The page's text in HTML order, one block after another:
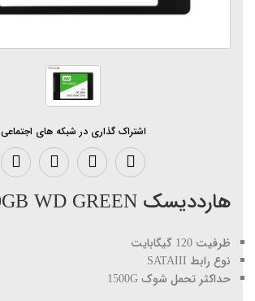
اشتراک گذاری در شبکه های اجتماعی
هارددیسک SSD 120GB WD GREEN
ظرفیت 120 گیگابایت
نوع رابط SATAIII
حداکثر تحمل شوک 1500G